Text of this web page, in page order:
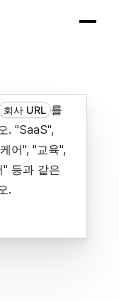
회사 URL 를
. "SaaS",
어", "교육",
" 등과 같은
.